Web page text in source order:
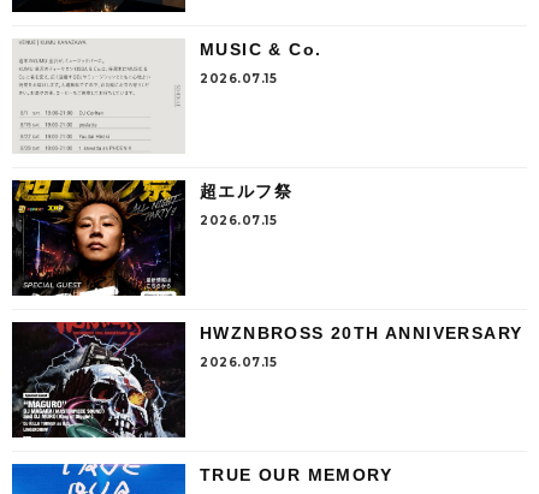
MUSIC & Co.
2026.07.15
超エルフ祭
2026.07.15
HWZNBROSS 20TH ANNIVERSARY
2026.07.15
TRUE OUR MEMORY